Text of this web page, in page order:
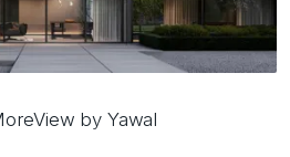
by Yawal